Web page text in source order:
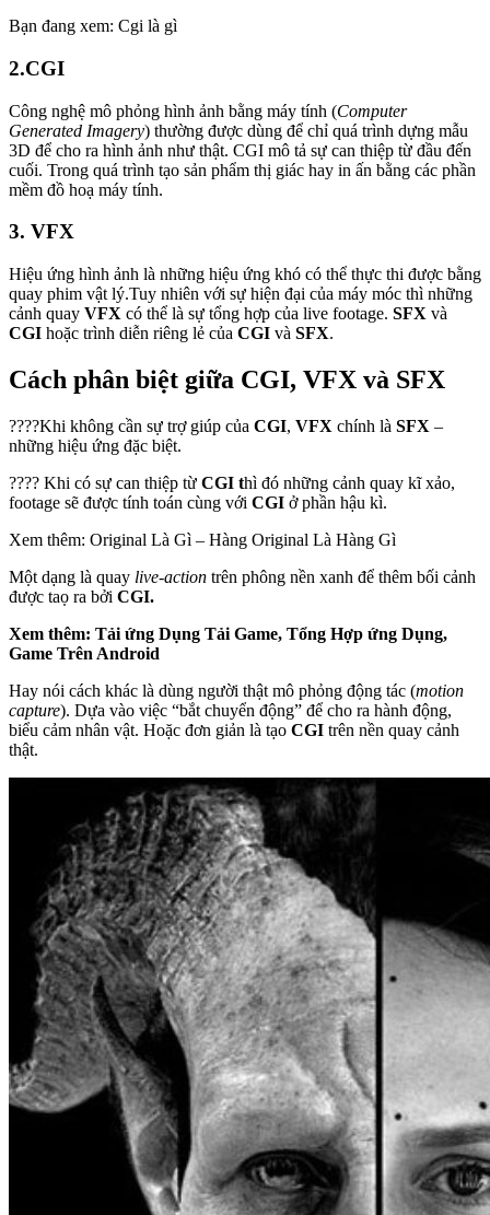
Bạn đang xem: Cgi là gì
2.CGI
Công nghệ mô phỏng hình ảnh bằng máy tính (Computer
Generated Imagery) thường được dùng để chỉ quá trình dựng mẫu
3D để cho ra hình ảnh như thật. CGI mô tả sự can thiệp từ đầu đến
cuối. Trong quá trình tạo sản phẩm thị giác hay in ấn bằng các phần
mềm đồ hoạ máy tính.
3. VFX
Hiệu ứng hình ảnh là những hiệu ứng khó có thể thực thi được bằng
quay phim vật lý.Tuy nhiên với sự hiện đại của máy móc thì những
cảnh quay VFX có thể là sự tổng hợp của live footage. SFX và
CGI hoặc trình diễn riêng lẻ của CGI và SFX.
Cách phân biệt giữa CGI, VFX và SFX
????Khi không cần sự trợ giúp của CGI, VFX chính là SFX –
những hiệu ứng đặc biệt.
???? Khi có sự can thiệp từ CGI thì đó những cảnh quay kĩ xảo,
footage sẽ được tính toán cùng với CGI ở phần hậu kì.
Xem thêm: Original Là Gì – Hàng Original Là Hàng Gì
Một dạng là quay live-action trên phông nền xanh để thêm bối cảnh
được taọ ra bởi CGI.
Xem thêm: Tải ứng Dụng Tải Game, Tổng Hợp ứng Dụng,
Game Trên Android
Hay nói cách khác là dùng người thật mô phỏng động tác (motion
capture). Dựa vào việc “bắt chuyển động” để cho ra hành động,
biểu cảm nhân vật. Hoặc đơn giản là tạo CGI trên nền quay cảnh
thật.